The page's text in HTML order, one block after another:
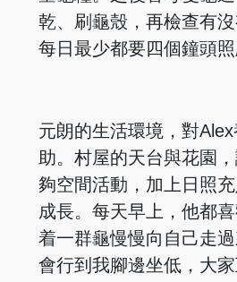
乾、刷龜殼，再檢查有
每日最少都要四個鐘頭照
元朗的生活環境，對
助。村屋的天台與花園
夠空間活動，加上日照
成長。每天早上，他都
着一群龜慢慢向自己走
會行到我腳邊坐低，大